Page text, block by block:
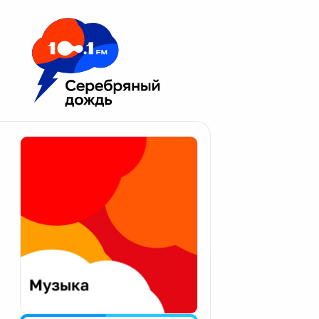
Москва 100.1 FM
Апатиты
Екатеринбург
Калининград
Калуга